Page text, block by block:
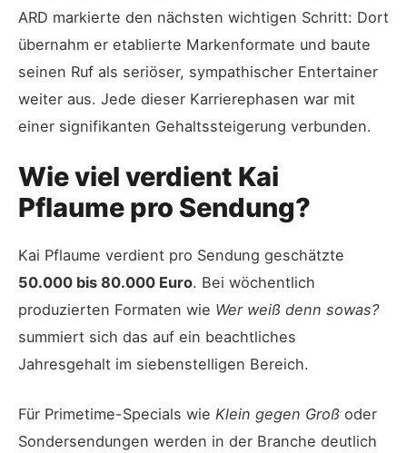
ARD markierte den nächsten wichtigen Schritt: Dort
übernahm er etablierte Markenformate und baute
seinen Ruf als seriöser, sympathischer Entertainer
weiter aus. Jede dieser Karrierephasen war mit
einer signifikanten Gehaltssteigerung verbunden.
Wie viel verdient Kai
Pflaume pro Sendung?
Kai Pflaume verdient pro Sendung geschätzte
50.000 bis 80.000 Euro. Bei wöchentlich
produzierten Formaten wie Wer weiß denn sowas?
summiert sich das auf ein beachtliches
Jahresgehalt im siebenstelligen Bereich.
Für Primetime-Specials wie Klein gegen Groß oder
Sondersendungen werden in der Branche deutlich